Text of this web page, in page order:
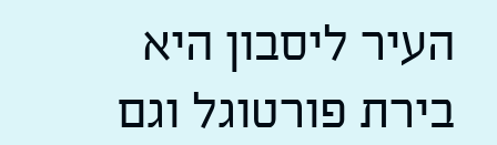
העיר ליסבון היא
בירת פורטוגל וגם